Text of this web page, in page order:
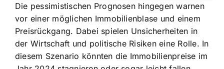
Die pessimistischen Prognosen hingegen warnen
vor einer möglichen Immobilienblase und einem
Preisrückgang. Dabei spielen Unsicherheiten in
der Wirtschaft und politische Risiken eine Rolle. In
diesem Szenario könnten die Immobilienpreise im